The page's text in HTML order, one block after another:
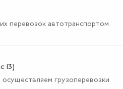
перевозок автотранспортом
13)
грузоперевозки